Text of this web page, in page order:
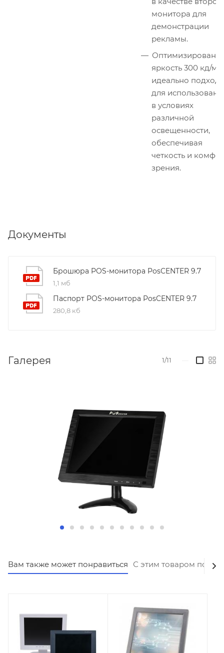
монитора для
демонстрации
рекламы.
яркость 300 кд/м²:
идеально
для
в условиях
различной
освещенности,
обеспечивая
четкость и
зрения.
Документы
Брошюра POS-монитора PosCENTER 9.7
1,1 мб
Паспорт POS-монитора PosCENTER 9.7
280,8 кб
Галерея 1/11
Вам также может понравиться С этим товаром